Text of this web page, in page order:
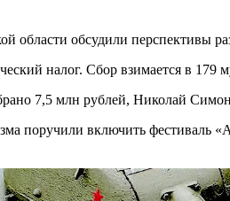
области обсудили перспективы
налог. Сбор взимается в
7,5 млн рублей, Николай
поручили включить фестиваль